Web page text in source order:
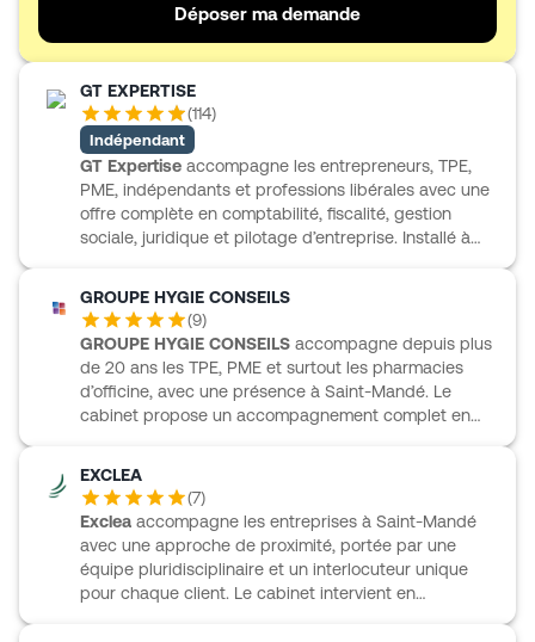
Déposer ma demande
GT EXPERTISE
(114)
Indépendant
GT Expertise accompagne les entrepreneurs, TPE,
PME, indépendants et professions libérales avec une
offre complète en comptabilité, fiscalité, gestion
sociale, juridique et pilotage d’entreprise. Installé à
stratégie patrimoniale, ainsi qu’en audit et
commissariat aux comptes. L’accompagnement
s’appuie sur des outils digitaux comme Pennylane,
Tiime et Dext pour fluidifier la gestion comptable au
quotidien. GT Expertise propose un suivi personnalisé,
avec des solutions adaptées aux besoins de chaque
GROUPE HYGIE CONSEILS
(9)
GROUPE HYGIE CONSEILS accompagne depuis plus
de 20 ans les TPE, PME et surtout les pharmacies
d’officine, avec une présence à Saint-Mandé. Le
cabinet propose un accompagnement complet en
besoins concrets des dirigeants. Son expertise dans
l’univers officinal se retrouve aussi dans des missions
ciblées comme l’analyse des marges ou la vérification
des conditions commerciales. Avec 120
collaborateurs spécialisés et plus de 1 000 clients
accompagnés, GROUPE HYGIE CONSEILS s’appuie
EXCLEA
(7)
Exclea accompagne les entreprises à Saint-Mandé
avec une approche de proximité, portée par une
équipe pluridisciplinaire et un interlocuteur unique
pour chaque client. Le cabinet intervient en